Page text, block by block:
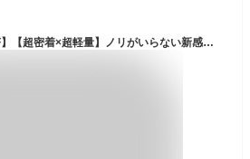
【スーパーSALE30%OFF】【超密着×超軽量】ノリがいらない新感覚つけまつげ 簡単装着 部分用 のり不要 付けまつげ 部分つけまつげ セグメント化された自己接着まつげ ナチュラル 人気 DIY つけまつ毛 高級繊維 自然な（ピンセットは付属しておりません。）